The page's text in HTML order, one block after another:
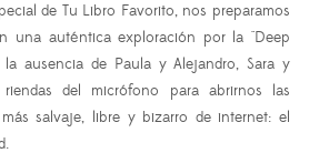
de Tu Libro Favorito, nos preparamos
una auténtica exploración por la "Deep
la ausencia de Paula y Alejandro, Sara y
del micrófono para abrirnos las
salvaje, libre y bizarro de internet: el